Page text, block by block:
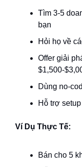
Tìm 3-5
bạn
Hỏi họ về
Offer giải
$1,500-
Dùng no-
Hỗ trợ
Ví Dụ Thực Tế:
Bán cho 5